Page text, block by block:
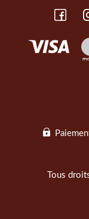
Tous